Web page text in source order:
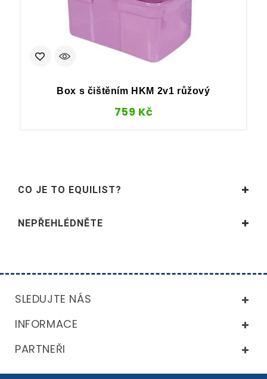
Box s čištěním HKM 2v1 růžový
759 Kč
CO JE TO EQUILIST?
NEPŘEHLÉDNĚTE
SLEDUJTE NÁS
INFORMACE
PARTNEŘI